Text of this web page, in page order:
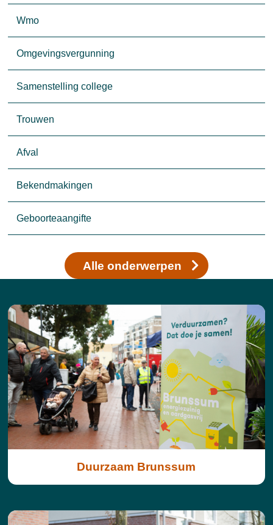
Wmo
Omgevingsvergunning
Samenstelling college
Trouwen
Afval
Bekendmakingen
Geboorteaangifte
Alle onderwerpen
Duurzaam Brunssum